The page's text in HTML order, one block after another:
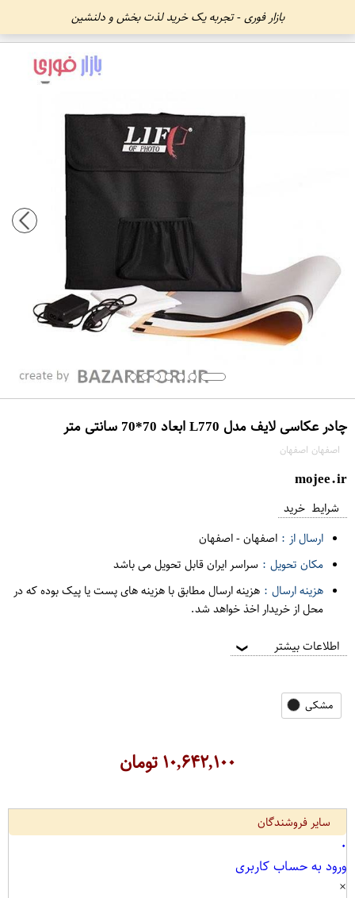
بازار فوری - تجربه یک خرید لذت بخش و دلنشین
چادر عکاسی لایف مدل L770 ابعاد 70*70 سانتی متر
اصفهان اصفهان
mojee.ir
شرایط خرید
ارسال از : اصفهان-اصفهان
مکان تحویل : سراسر ایران قابل تحویل می باشد
هزینه ارسال : هزینه ارسال مطابق با هزینه های پست یا پیک بوده که در
محل از خریدار اخذ خواهد شد.
اطلاعات بیشتر ❯
مشکی
۱۰,۶۴۲,۱۰۰تومان
سایر فروشندگان
۰
ورود به حساب کاربری
×